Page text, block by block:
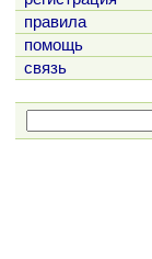
правила
помощь
связь